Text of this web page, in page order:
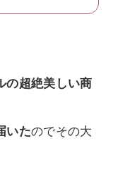
の超絶美しい商
いたのでその大